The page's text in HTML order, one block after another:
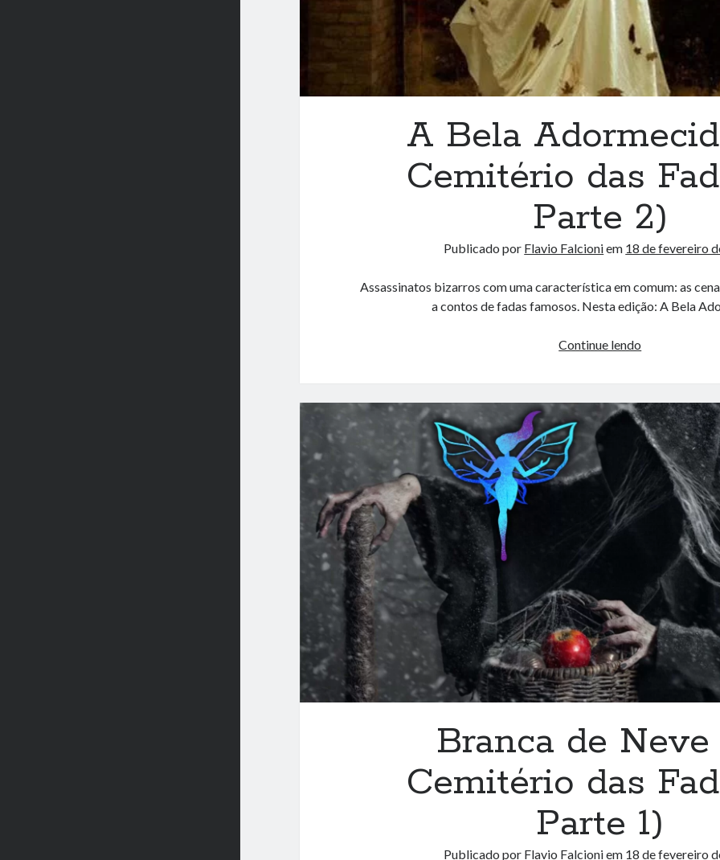
A Bela
Cemitério das
Parte 2)
Publicado por Flavio Falcioniem 18 de fevereiro
Assassinatos bizarros com uma característica em comum: as
a contos de fadas famosos. Nesta edição: A Bela
Continue lendo
(O
Cemitério
das
Fadas
–
Parte
Branca de
Cemitério das
Parte 1)
Publicado por Flavio Falcioniem 18 de fevereiro